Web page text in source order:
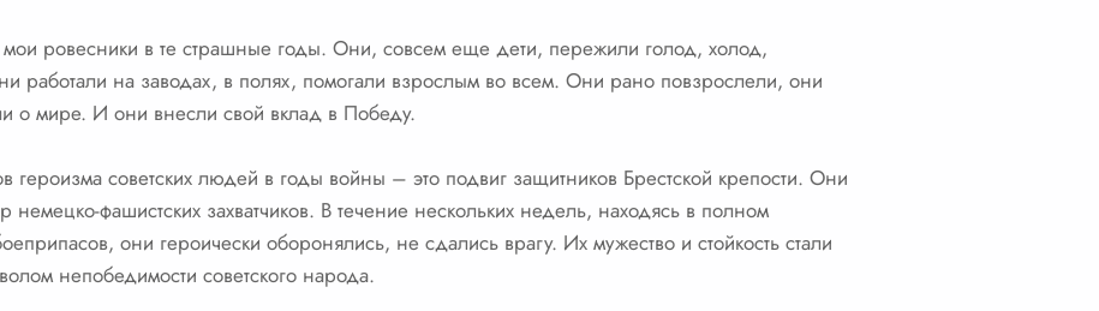
ровесники в те страшные годы. Они, совсем еще дети, пережили голод, холод,
работали на заводах, в полях, помогали взрослым во всем. Они рано повзрослели, они
о мире. И они внесли свой вклад в Победу.
советских людей в годы войны – это подвиг защитников Брестской крепости. Они
фашистских захватчиков. В течение нескольких недель, находясь в полном
они героически оборонялись, не сдались врагу. Их мужество и стойкость стали
непобедимости советского народа.